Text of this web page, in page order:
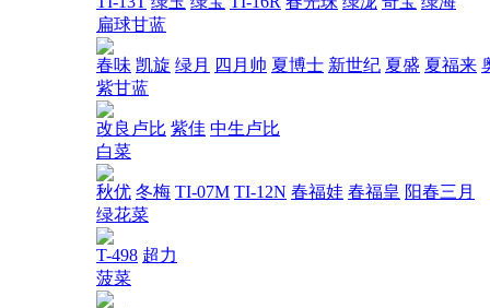
扁球甘蓝
春味 凯旋 绿月 四月帅 夏博士 新世纪 夏盛 夏福来
紫甘蓝
改良卢比 紫佳 中生卢比
白菜
秋优 冬梅 TI-07M TI-12N 春福娃 春福皇 阳春三月
绿花菜
T-498 超力
菠菜